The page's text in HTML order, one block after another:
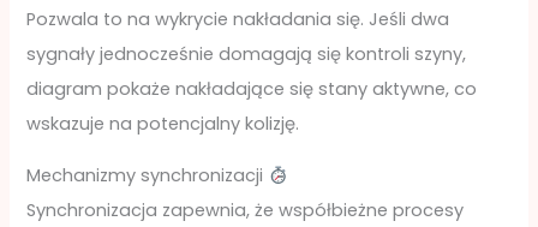
Pozwala to na wykrycie nakładania się. Jeśli dwa
sygnały jednocześnie domagają się kontroli szyny,
diagram pokaże nakładające się stany aktywne, co
wskazuje na potencjalny kolizję.
Mechanizmy synchronizacji
Synchronizacja zapewnia, że współbieżne procesy